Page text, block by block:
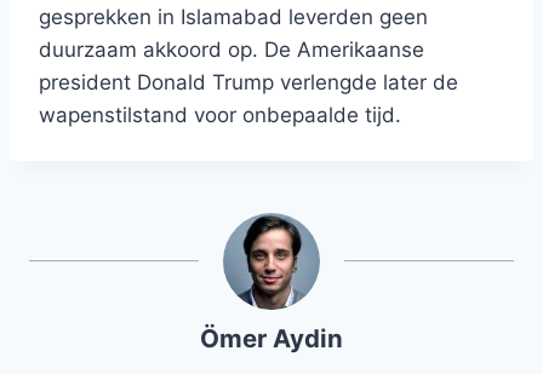
gesprekken in Islamabad leverden geen
duurzaam akkoord op. De Amerikaanse
president Donald Trump verlengde later de
wapenstilstand voor onbepaalde tijd.
Ömer Aydin